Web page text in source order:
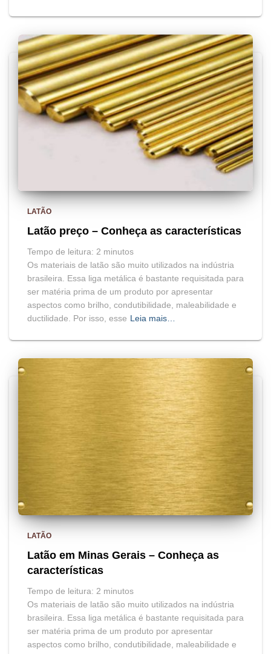
LATÃO
Latão preço – Conheça as características
Tempo de leitura: 2 minutos
Os materiais de latão são muito utilizados na indústria
brasileira. Essa liga metálica é bastante requisitada para
ser matéria prima de um produto por apresentar
aspectos como brilho, condutibilidade, maleabilidade e
ductilidade. Por isso, esse Leia mais…
LATÃO
Latão em Minas Gerais – Conheça as
características
Tempo de leitura: 2 minutos
Os materiais de latão são muito utilizados na indústria
brasileira. Essa liga metálica é bastante requisitada para
ser matéria prima de um produto por apresentar
aspectos como brilho, condutibilidade, maleabilidade e